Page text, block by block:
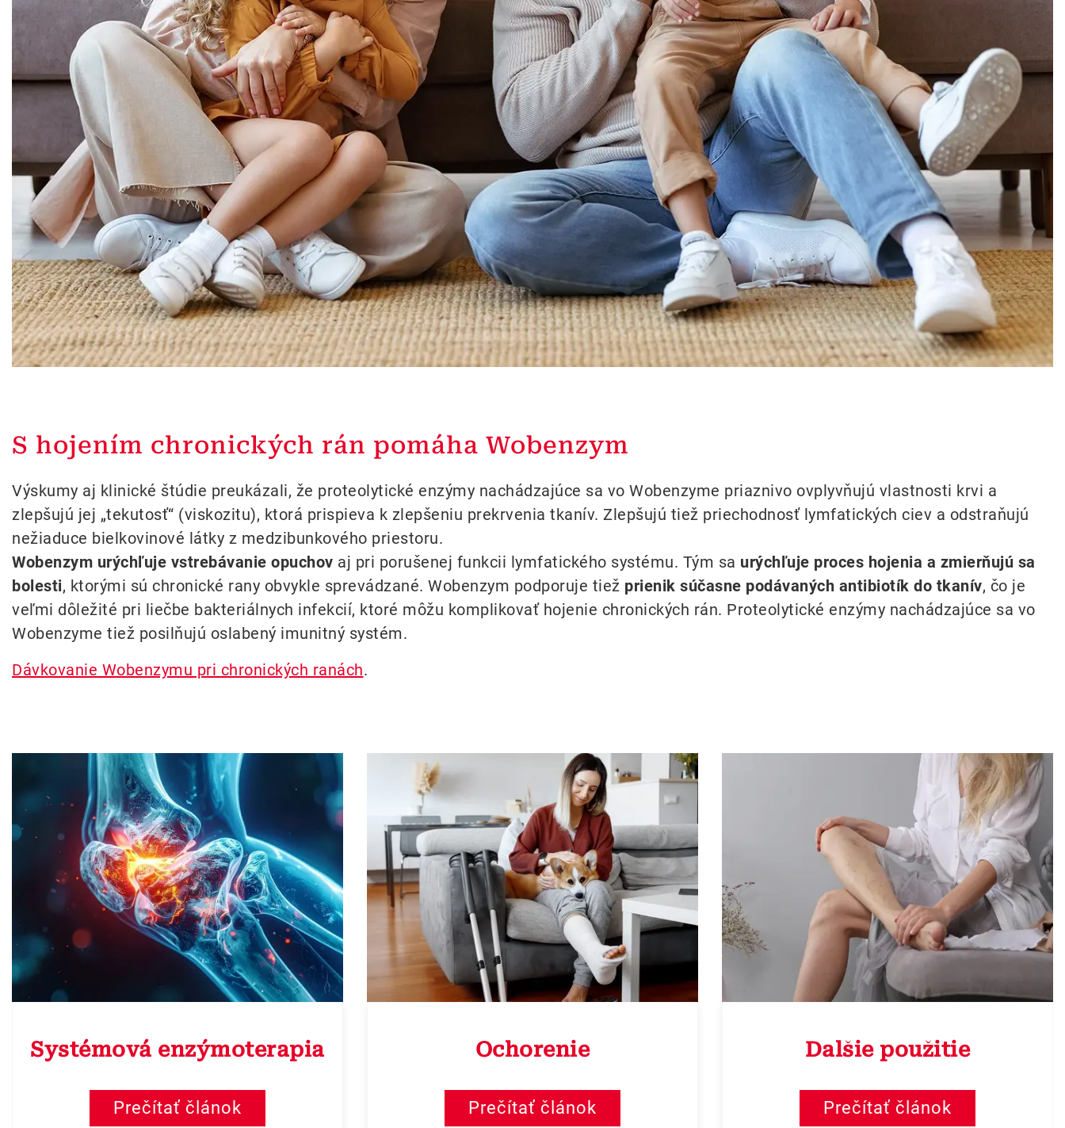
S hojením chronických rán pomáha Wobenzym
Výskumy aj klinické štúdie preukázali, že proteolytické enzýmy nachádzajúce sa vo Wobenzyme priaznivo ovplyvňujú vlastnosti krvi a
zlepšujú jej „tekutosť“ (viskozitu), ktorá prispieva k zlepšeniu prekrvenia tkanív. Zlepšujú tiež priechodnosť lymfatických ciev a odstraňujú
nežiaduce bielkovinové látky z medzibunkového priestoru.
Wobenzym urýchľuje vstrebávanie opuchov aj pri porušenej funkcii lymfatického systému. Tým sa urýchľuje proces hojenia a zmierňujú sa
bolesti, ktorými sú chronické rany obvykle sprevádzané. Wobenzym podporuje tiež prienik súčasne podávaných antibiotík do tkanív, čo je
veľmi dôležité pri liečbe bakteriálnych infekcií, ktoré môžu komplikovať hojenie chronických rán. Proteolytické enzýmy nachádzajúce sa vo
Wobenzyme tiež posilňujú oslabený imunitný systém.
Dávkovanie Wobenzymu pri chronických ranách.
Systémová enzýmoterapia
Prečítať článok
Ochorenie
Prečítať článok
Dalšie použitie
Prečítať článok